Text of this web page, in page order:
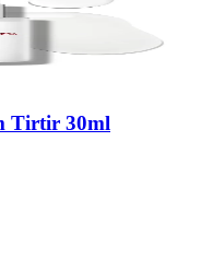
Tirtir 30ml